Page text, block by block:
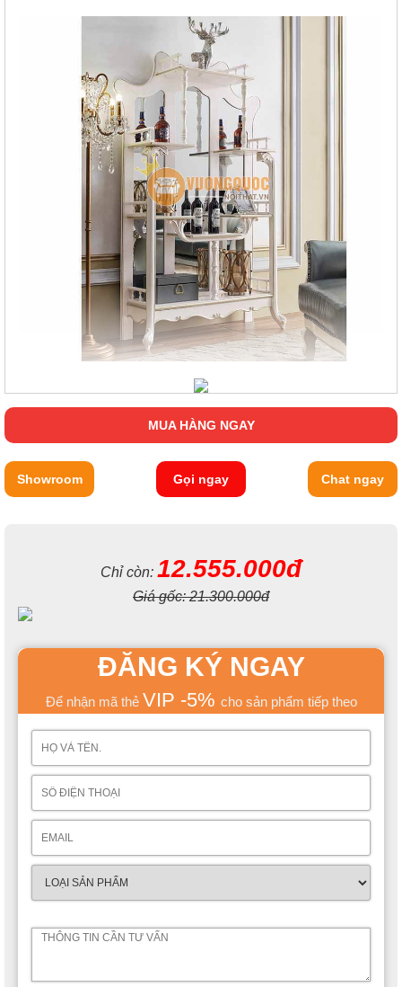
MUA HÀNG NGAY
Showroom Gọi ngay Chat ngay
Chỉ còn: 12.555.000đ
Giá gốc:21.300.000đ
ĐĂNG KÝ NGAY
Để nhận mã thẻ VIP -5% cho sản phẩm tiếp theo